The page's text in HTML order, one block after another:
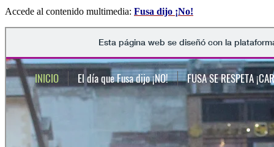
Accede al contenido multimedia: Fusa dijo ¡No!